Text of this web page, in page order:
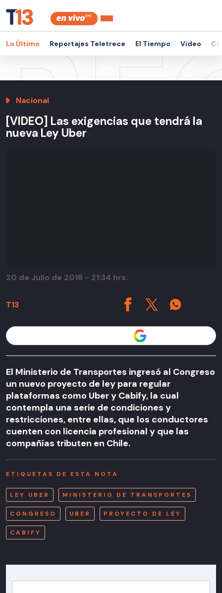
Lo Último Reportajes Teletrece El Tiempo Video
Nacional
[VIDEO] Las exigencias que tendrá la
nueva Ley Uber
T13
20 de Julio de 2018 - 21:34 hrs.
El Ministerio de Transportes ingresó al Congreso
un nuevo proyecto de ley para regular
plataformas como Uber y Cabify, la cual
contempla una serie de condiciones y
restricciones, entre ellas, que los conductores
cuenten con licencia profesional y que las
compañías tributen en Chile.
ETIQUETAS DE ESTA NOTA
LEY UBER MINISTERIO DE TRANSPORTES
CONGRESO UBER PROYECTO DE LEY
CABIFY